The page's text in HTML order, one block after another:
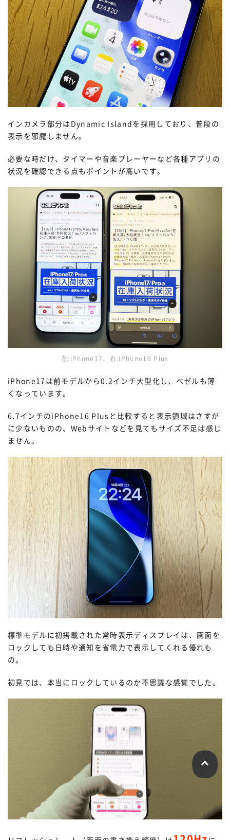
インカメラ部分はDynamic Islandを採用しており、普段の
表示を邪魔しません。
必要な時だけ、タイマーや音楽プレーヤーなど各種アプリの
状況を確認できる点もポイントが高いです。
左:iPhone17、右:iPhone16 Plus
iPhone17は前モデルから0.2インチ大型化し、ベゼルも薄
くなっています。
6.7インチのiPhone16 Plusと比較すると表示領域はさすが
に少ないものの、Webサイトなどを見てもサイズ不足は感じ
ません。
標準モデルに初搭載された常時表示ディスプレイは、画面を
ロックしても日時や通知を省電力で表示してくれる優れも
の。
初見では、本当にロックしているのか不思議な感覚でした。